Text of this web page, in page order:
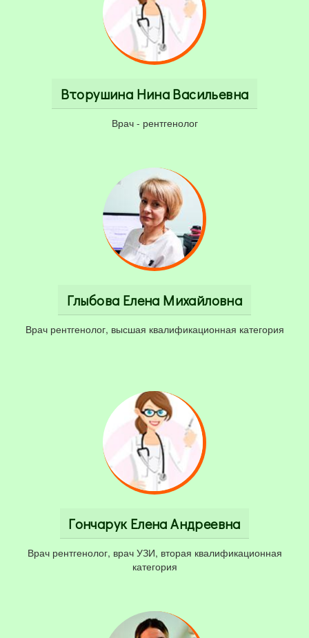
Вторушина Нина Васильевна
Врач - рентгенолог
Глыбова Елена Михайловна
Врач рентгенолог, высшая квалификационная категория
Гончарук Елена Андреевна
Врач рентгенолог, врач УЗИ, вторая квалификационная
категория